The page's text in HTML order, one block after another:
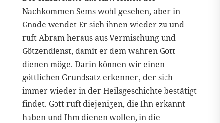
Nachkommen Sems wohl gesehen, aber in
Gnade wendet Er sich ihnen wieder zu und
ruft Abram heraus aus Vermischung und
Götzendienst, damit er dem wahren Gott
dienen möge. Darin können wir einen
göttlichen Grundsatz erkennen, der sich
immer wieder in der Heilsgeschichte bestätigt
findet. Gott ruft diejenigen, die Ihn erkannt
haben und Ihm dienen wollen, in die